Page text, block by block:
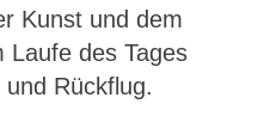
Kunst und dem
Laufe des Tages
Rückflug.